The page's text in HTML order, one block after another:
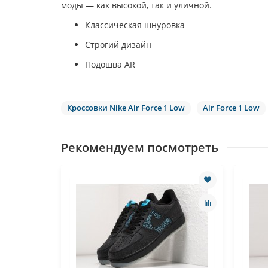
моды — как высокой, так и уличной.
Классическая шнуровка
Строгий дизайн
Подошва AR
Кроссовки Nike Air Force 1 Low Air Force 1 Low
Рекомендуем посмотреть